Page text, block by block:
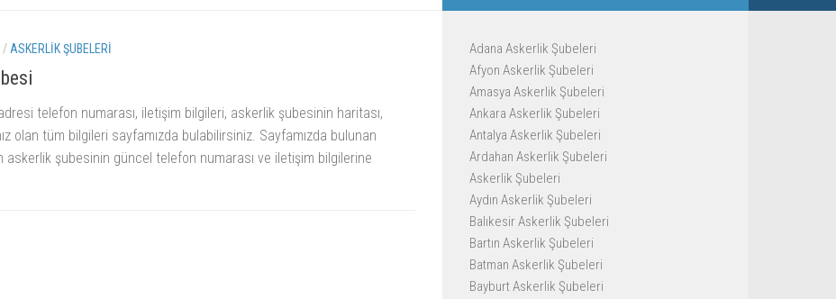
/ ASKERLIK ŞUBELERI
telefon numarası, iletişim bilgileri, askerlik şubesinin haritası,
olan tüm bilgileri sayfamızda bulabilirsiniz. Sayfamızda bulunan
askerlik şubesinin güncel telefon numarası ve iletişim bilgilerine
Adana Askerlik Şubeleri
Afyon Askerlik Şubeleri
Amasya Askerlik Şubeleri
Ankara Askerlik Şubeleri
Antalya Askerlik Şubeleri
Ardahan Askerlik Şubeleri
Askerlik Şubeleri
Aydın Askerlik Şubeleri
Balıkesir Askerlik Şubeleri
Bartın Askerlik Şubeleri
Batman Askerlik Şubeleri
Bayburt Askerlik Şubeleri